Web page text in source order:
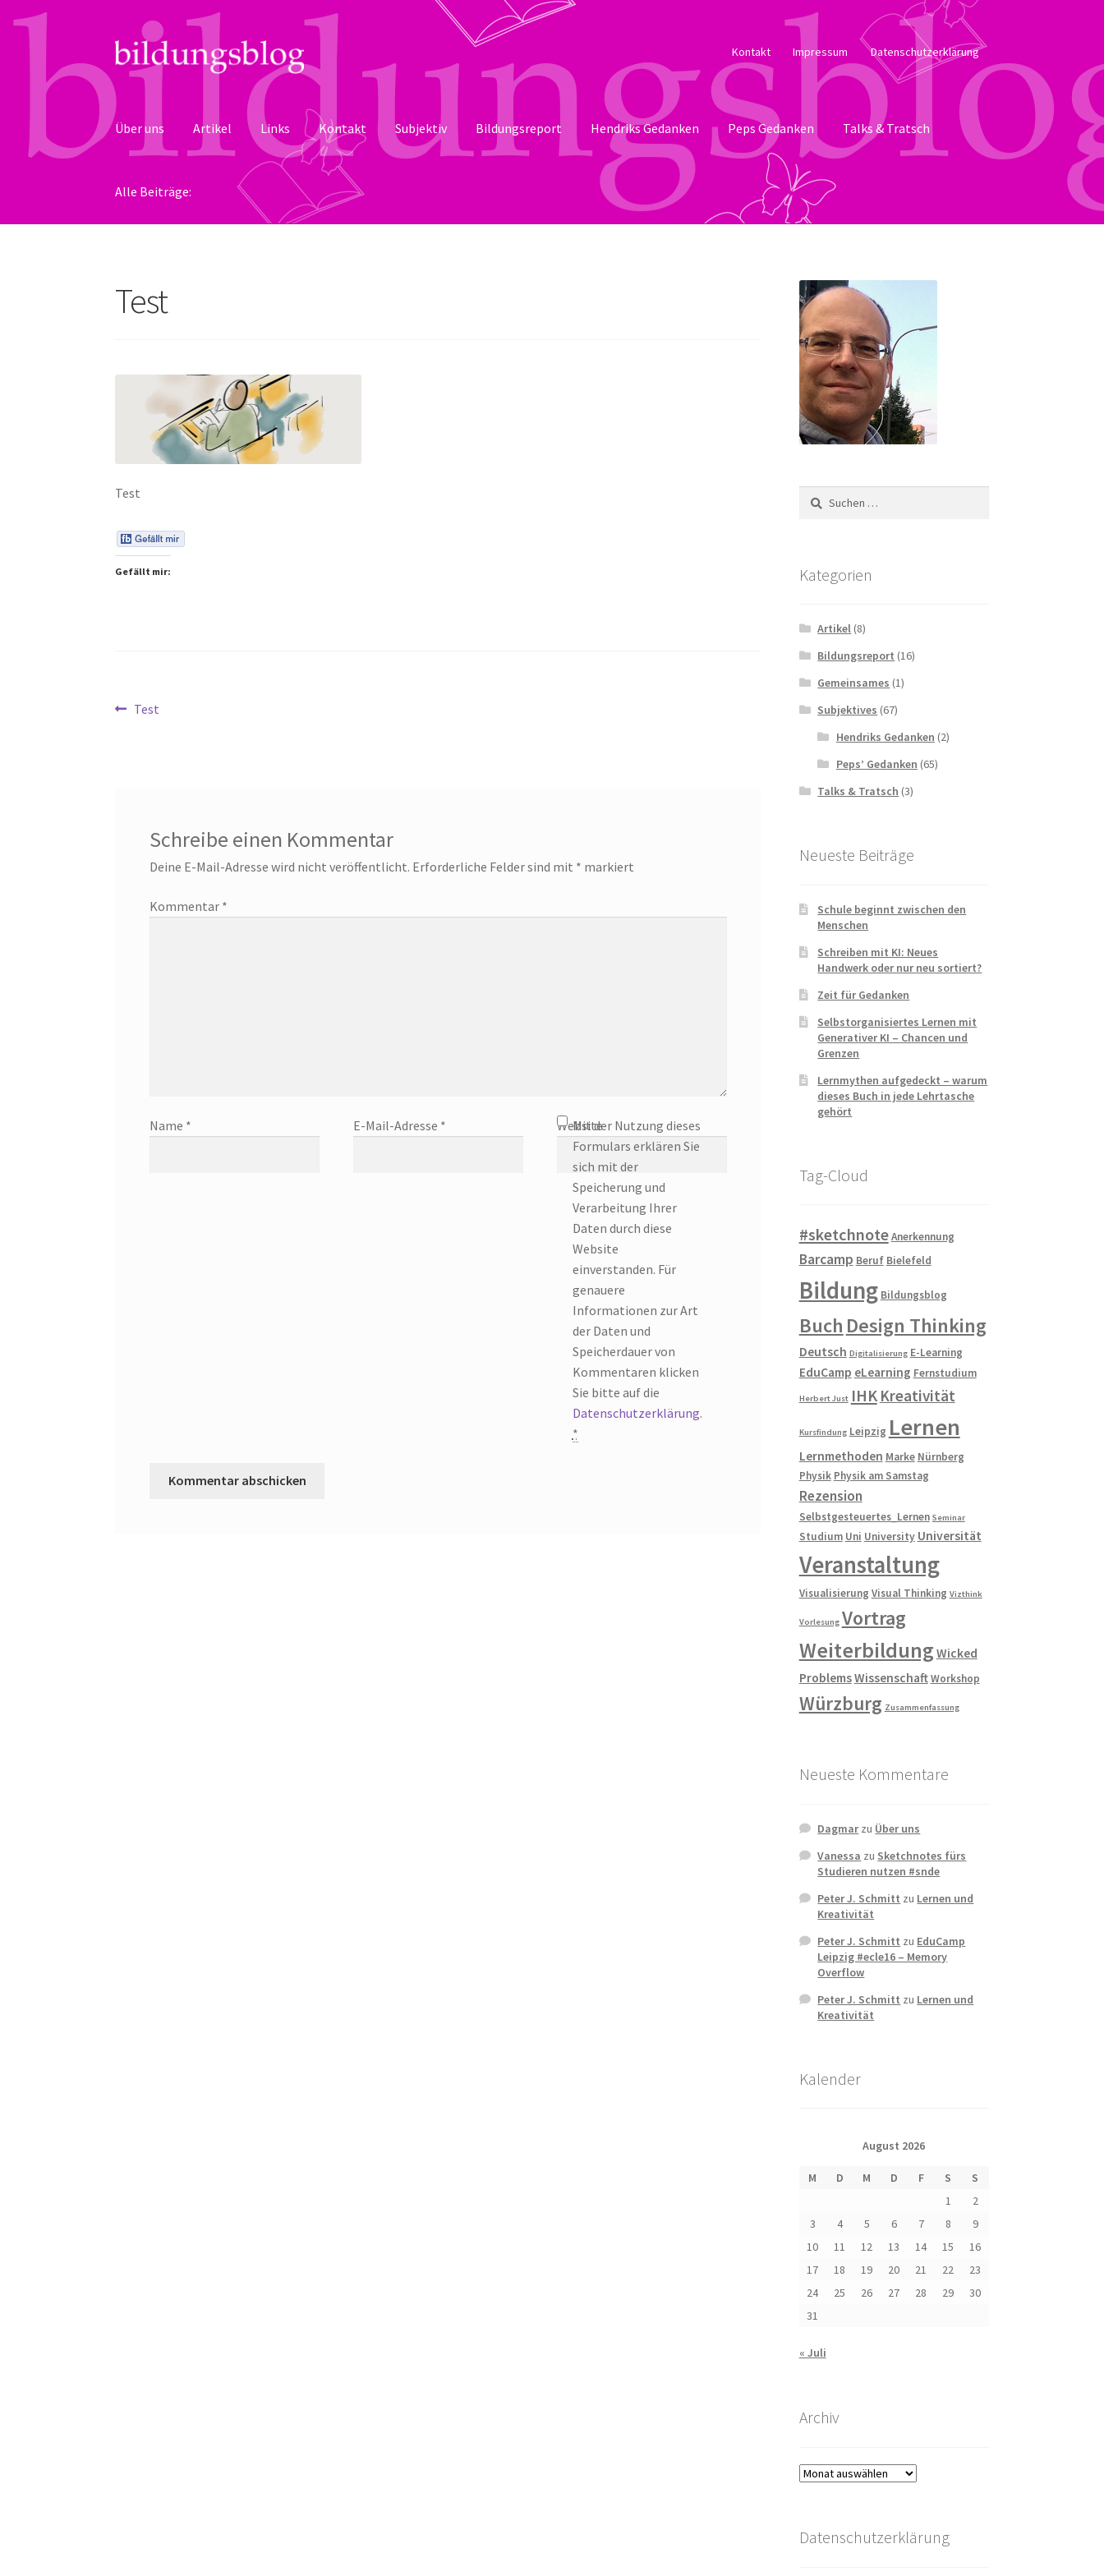
Zur
Navigation
springen
Zum
Inhalt
springen
Kontakt Impressum Datenschutzerklärung
Über uns Artikel Links Kontakt Subjektiv Bildungsreport Hendriks Gedanken Peps Gedanken Talks & Tratsch
Alle Beiträge:
Test
Test
Gefällt mir:
Beitragsnavigation
Vorheriger
Test
Schreibe einen Kommentar
Deine E-Mail-Adresse wird nicht veröffentlicht. Erforderliche Felder sind mit * markiert
Kommentar *
Name * E-Mail-Adresse * Website
Mit der Nutzung dieses
Formulars erklären Sie
sich mit der
Speicherung und
Verarbeitung Ihrer
Daten durch diese
Website
einverstanden. Für
genauere
Informationen zur Art
der Daten und
Speicherdauer von
Kommentaren klicken
Sie bitte auf die
Datenschutzerklärung.
*
Suchen
nach:
Kategorien
Artikel (8)
Bildungsreport (16)
Gemeinsames (1)
Subjektives (67)
Hendriks Gedanken (2)
Peps’ Gedanken (65)
Talks & Tratsch (3)
Neueste Beiträge
Schule beginnt zwischen den
Menschen
Schreiben mit KI: Neues
Handwerk oder nur neu sortiert?
Zeit für Gedanken
Selbstorganisiertes Lernen mit
Generativer KI – Chancen und
Grenzen
Lernmythen aufgedeckt – warum
dieses Buch in jede Lehrtasche
gehört
Tag-Cloud
#sketchnoteAnerkennung
Barcamp Beruf Bielefeld
Bildung Bildungsblog
Buch Design Thinking
Deutsch Digitalisierung E-Learning
EduCamp eLearning Fernstudium
Herbert Just IHK Kreativität
Kursfindung Leipzig Lernen
Lernmethoden Marke Nürnberg
Physik Physik am Samstag
Rezension
Selbstgesteuertes_Lernen Seminar
Studium Uni University Universität
Veranstaltung
Visualisierung Visual Thinking Vizthink
Vorlesung Vortrag
Weiterbildung Wicked
ProblemsWissenschaftWorkshop
Würzburg Zusammenfassung
Neueste Kommentare
Dagmarzu Über uns
Vanessa zu Sketchnotes fürs
Studieren nutzen #snde
Peter J. Schmitt zu Lernen und
Kreativität
Peter J. Schmitt zu EduCamp
Leipzig #ecle16 – Memory
Overflow
Peter J. Schmitt zu Lernen und
Kreativität
Kalender
August 2026
M D M D F S
S
1
2
3
4 5 6 7 8
9
10
11 12 13 14 15
16
17
18 19 20 21 22
23
24
25 26 27 28 29
30
31
« Juli
Archiv
Archiv
Datenschutzerklärung